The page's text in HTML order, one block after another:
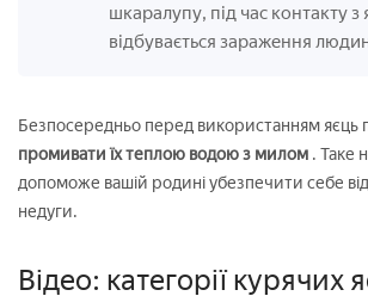
шкаралупу, під час контакту з
відбувається зараження
Безпосередньо перед використанням яєць
промивати їх теплою водою з милом . Таке
допоможе вашій родині убезпечити себе від
недуги.
Відео: категорії курячих